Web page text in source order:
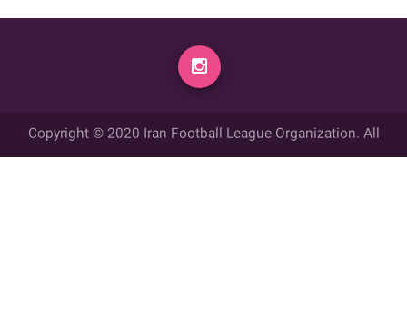
Copyright © 2020 Iran Football League Organization. All